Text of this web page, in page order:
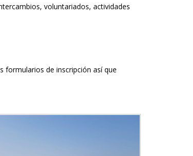
voluntariados, actividades
formularios de inscripción así que